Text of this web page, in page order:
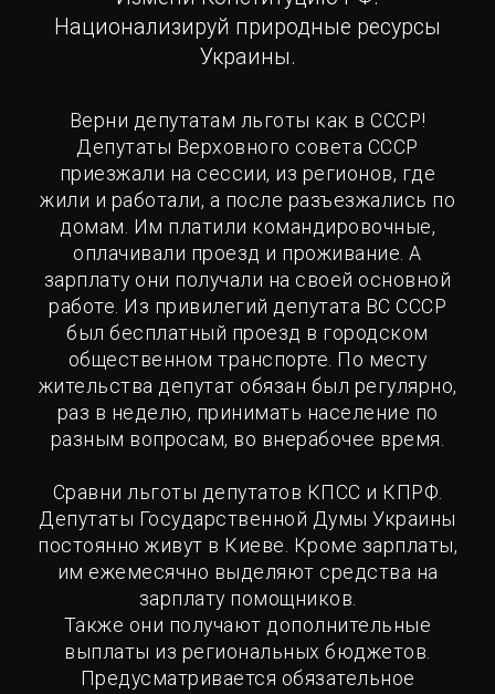
Национализируй природные ресурсы
Украины.
Верни депутатам льготы как в СССР!
Депутаты Верховного совета СССР
приезжали на сессии, из регионов, где
жили и работали, а после разъезжались по
домам. Им платили командировочные,
оплачивали проезд и проживание. А
зарплату они получали на своей основной
работе. Из привилегий депутата ВС СССР
был бесплатный проезд в городском
общественном транспорте. По месту
жительства депутат обязан был регулярно,
раз в неделю, принимать население по
разным вопросам, во внерабочее время.
Сравни льготы депутатов КПСС и КПРФ.
Депутаты Государственной Думы Украины
постоянно живут в Киеве. Кроме зарплаты,
им ежемесячно выделяют средства на
зарплату помощников.
Также они получают дополнительные
выплаты из региональных бюджетов.
Предусматривается обязательное